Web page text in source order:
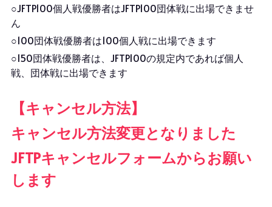
○JFTP100個人戦優勝者はJFTP100団体戦に出場できませ
ん
○100団体戦優勝者は100個人戦に出場できます
○150団体戦優勝者は、JFTP100の規定内であれば個人
戦、団体戦に出場できます
【キャンセル方法】
キャンセル方法変更となりました
JFTPキャンセルフォームからお願い
します